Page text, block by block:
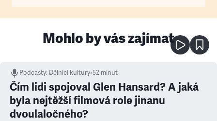
Mohlo by vás zajímat
Podcasty: Dělníci kultury•52 minut
Čím lidi spojoval Glen Hansard? A jaká
byla nejtěžší filmová role jinanu
dvoulaločného?